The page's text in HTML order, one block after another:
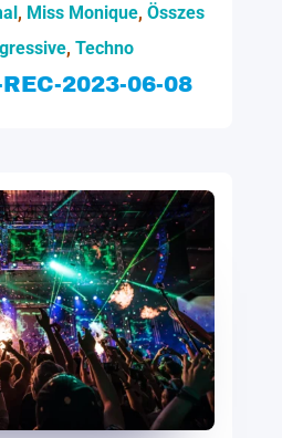
, Miss Monique, Összes
,Techno
2023-06-08